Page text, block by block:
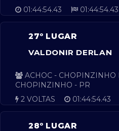
01:44:54.43
01:44:54.43
27º LUGAR
VALDONIR DERLAN
ACHOC - CHOPINZINHO
CHOPINZINHO - PR
2 VOLTAS
01:44:54.43
28º LUGAR